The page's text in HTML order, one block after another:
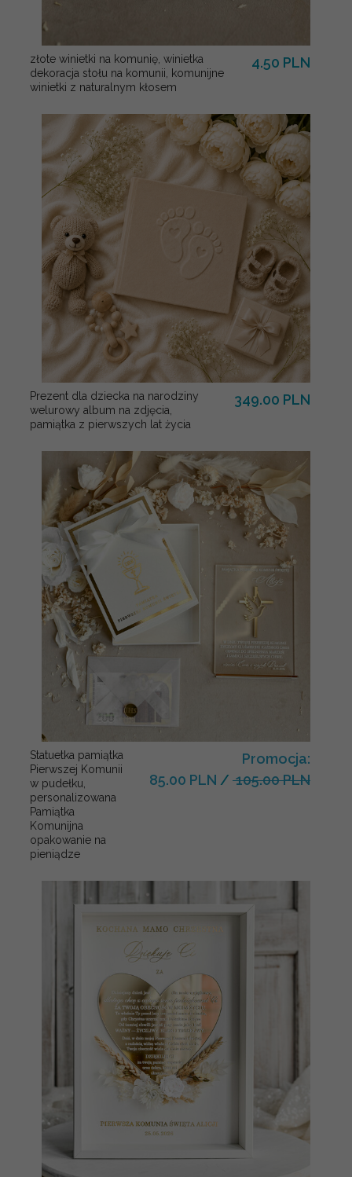
złote winietki na komunię, winietka
dekoracja stołu na komunii, komunijne
winietki z naturalnym kłosem
4.50 PLN
Prezent dla dziecka na narodziny
welurowy album na zdjęcia,
pamiątka z pierwszych lat życia
349.00 PLN
Statuetka pamiątka
Pierwszej Komunii
w pudełku,
personalizowana
Pamiątka
Komunijna
opakowanie na
pieniądze
Promocja:
85.00 PLN / 105.00 PLN